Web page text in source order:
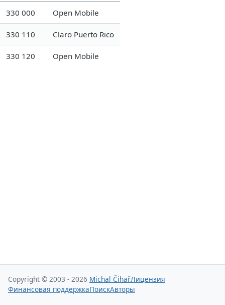
330 000 Open Mobile
330 110 Claro Puerto Rico
330 120 Open Mobile
Copyright © 2003 - 2026 Michal ČihařЛицензия
Финансовая поддержкаПоискАвторы